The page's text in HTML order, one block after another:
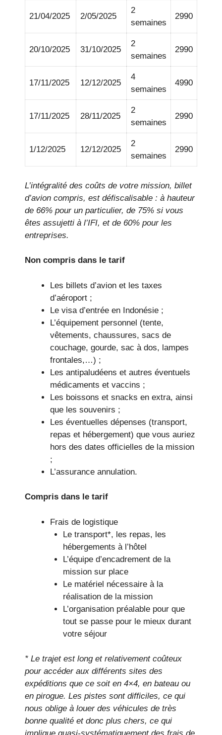
21/04/2025 2/05/2025
2
semaines
2990
20/10/2025 31/10/2025
2
semaines
2990
17/11/2025 12/12/2025
4
semaines
4990
17/11/2025 28/11/2025
2
semaines
2990
1/12/2025 12/12/2025
2
semaines
2990
L’intégralité des coûts de votre mission, billet
d’avion compris, est défiscalisable : à hauteur
de 66% pour un particulier, de 75% si vous
êtes assujetti à l’IFI, et de 60% pour les
entreprises.
Non compris dans le tarif
Les billets d’avion et les taxes
d’aéroport ;
Le visa d’entrée en Indonésie ;
L’équipement personnel (tente,
vêtements, chaussures, sacs de
couchage, gourde, sac à dos, lampes
frontales,…) ;
Les antipaludéens et autres éventuels
médicaments et vaccins ;
Les boissons et snacks en extra, ainsi
que les souvenirs ;
Les éventuelles dépenses (transport,
repas et hébergement) que vous auriez
hors des dates officielles de la mission
;
L’assurance annulation.
Compris dans le tarif
Frais de logistique
Le transport*, les repas, les
hébergements à l’hôtel
L’équipe d’encadrement de la
mission sur place
Le matériel nécessaire à la
réalisation de la mission
L’organisation préalable pour que
tout se passe pour le mieux durant
votre séjour
* Le trajet est long et relativement coûteux
pour accéder aux différents sites des
expéditions que ce soit en 4×4, en bateau ou
en pirogue. Les pistes sont difficiles, ce qui
nous oblige à louer des véhicules de très
bonne qualité et donc plus chers, ce qui